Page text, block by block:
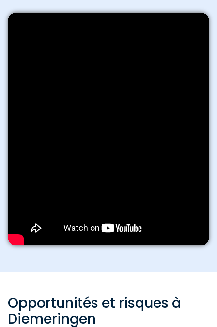
Opportunités et risques à
Diemeringen